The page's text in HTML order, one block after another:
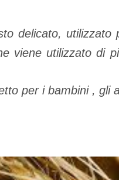
delicato,
viene utilizzato di
per i bambini , gli